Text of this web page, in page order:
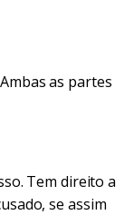
as partes
Tem direito a
se assim